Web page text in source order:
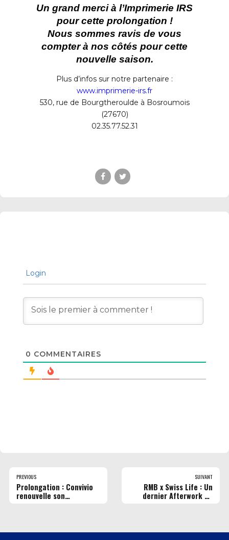
Un grand merci à l’Imprimerie IRS
pour cette prolongation !
Nous sommes ravis de vous
compter à nos côtés pour cette
nouvelle saison.
Plus d’infos sur notre partenaire :
www.imprimerie-irs.fr
530, rue de Bourgtheroulde à Bosroumois
(27670)
02.35.77.52.31
Login
0 COMMENTAIRES
PREVIOUS
Prolongation : Convivio
renouvelle son
SUIVANT
RMB x Swiss Life : Un
dernier Afterwork de